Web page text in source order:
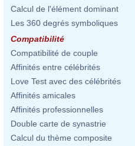
Calcul de l'élément dominant
Les 360 degrés symboliques
Compatibilité
Compatibilité de couple
Affinités entre célébrités
Love Test avec des célébrités
Affinités amicales
Affinités professionnelles
Double carte de synastrie
Calcul du thème composite